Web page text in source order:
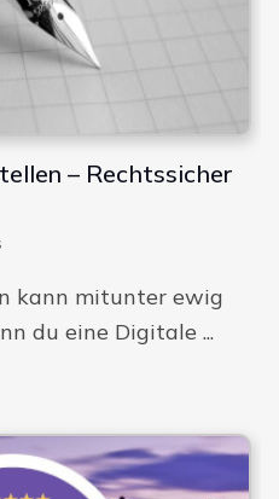
– Rechtssicher
kann mitunter ewig
du eine Digitale ...